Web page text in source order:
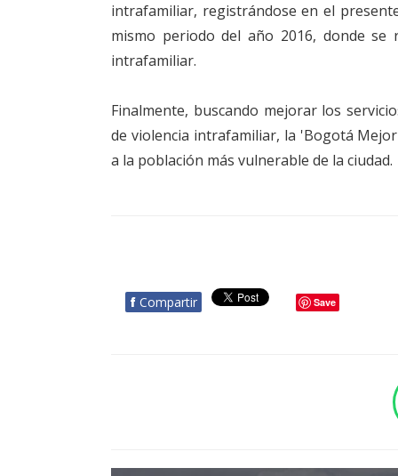
intrafamiliar, registrándose en el
mismo periodo del año 2016, donde se
intrafamiliar.
Finalmente, buscando mejorar los
de violencia intrafamiliar, la 'Bogotá
a la población más vulnerable de la ciudad.
f Compartir Save